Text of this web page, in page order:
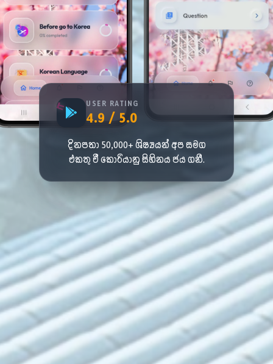
ㅂ
사
ㅎ
USER RATING
4.9 / 5.0
දිනපතා 50,000+ ශිෂ්‍යයන් අප සමග
එකතු වී කොරියානු සිහිනය ජය ගනී.